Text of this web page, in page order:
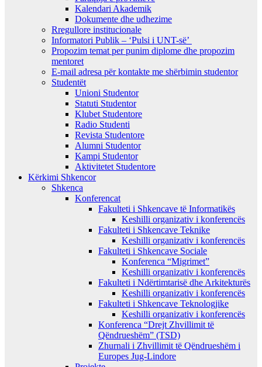
Kalendari Akademik
Dokumente dhe udhezime
Rregullore institucionale
Informatori Publik – ‘Pulsi i UNT-së’
Propozim temat per punim diplome dhe propozim
mentoret
E-mail adresa për kontakte me shërbimin studentor
Studentët
Unioni Studentor
Statuti Studentor
Klubet Studentore
Radio Studenti
Revista Studentore
Alumni Studentor
Kampi Studentor
Aktivitetet Studentore
Kërkimi Shkencor
Shkenca
Konferencat
Fakulteti i Shkencave të Informatikës
Keshilli organizativ i konferencës
Fakulteti i Shkencave Teknike
Keshilli organizativ i konferencës
Fakulteti i Shkencave Sociale
Konferenca “Migrimet”
Keshilli organizativ i konferencës
Fakulteti i Ndërtimtarisë dhe Arkitekturës
Keshilli organizativ i konferencës
Fakulteti i Shkencave Teknologjike
Keshilli organizativ i konferencës
Konferenca “Drejt Zhvillimit të
Qëndrueshëm” (TSD)
Zhurnali i Zhvillimit të Qëndrueshëm i
Europes Jug-Lindore